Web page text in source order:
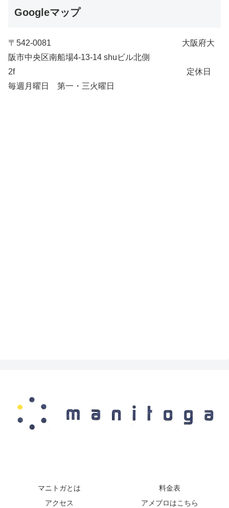
Googleマップ
〒542-0081 大阪府大
阪市中央区南船場4-13-14 shuビル北側
2f 定休日
毎週月曜日 第一・三火曜日
マニトガとは
料金表
アクセス
アメブロはこちら